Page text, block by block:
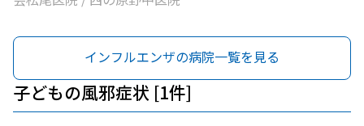
インフルエンザの病院一覧を見る
子どもの風邪症状 [1件]